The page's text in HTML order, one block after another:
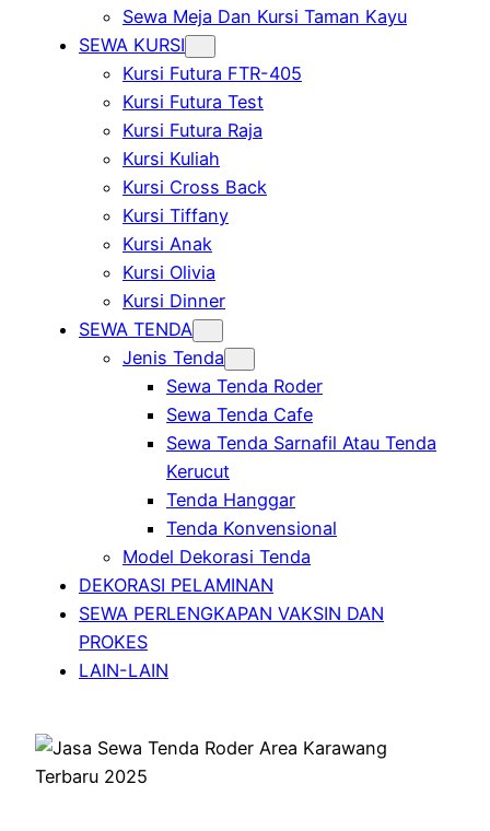
Sewa Meja Dan Kursi Taman Kayu
SEWA KURSI
Kursi Futura FTR-405
Kursi Futura Test
Kursi Futura Raja
Kursi Kuliah
Kursi Cross Back
Kursi Tiffany
Kursi Anak
Kursi Olivia
Kursi Dinner
SEWA TENDA
Jenis Tenda
Sewa Tenda Roder
Sewa Tenda Cafe
Sewa Tenda Sarnafil Atau Tenda
Kerucut
Tenda Hanggar
Tenda Konvensional
Model Dekorasi Tenda
DEKORASI PELAMINAN
SEWA PERLENGKAPAN VAKSIN DAN
PROKES
LAIN-LAIN